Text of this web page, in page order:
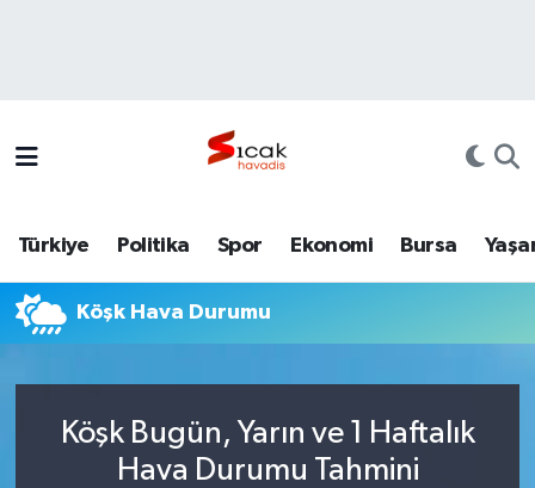
Türkiye Politika Spor Ekonomi Bursa
Köşk Hava Durumu
Köşk Bugün, Yarın ve 1 Haftalık
Hava Durumu Tahmini
Türkiye
Haber Arşivi